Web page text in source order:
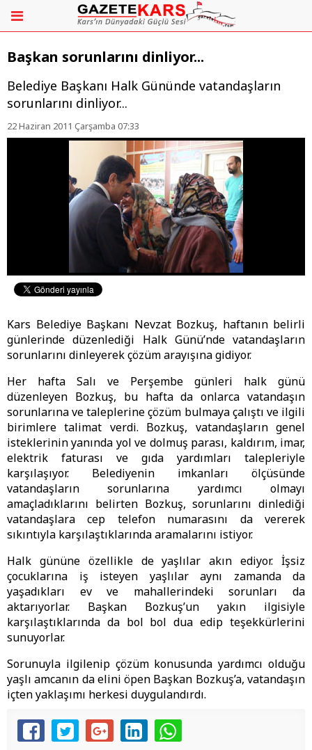
Başkan sorunlarını dinliyor...
Belediye Başkanı Halk Gününde vatandaşların
sorunlarını dinliyor...
22 Haziran 2011 Çarşamba 07:33
Kars Belediye Başkanı Nevzat Bozkuş, haftanın belirli
günlerinde düzenlediği Halk Günü’nde vatandaşların
sorunlarını dinleyerek çözüm arayışına gidiyor.
Her hafta Salı ve Perşembe günleri halk günü
düzenleyen Bozkuş, bu hafta da onlarca vatandaşın
sorunlarına ve taleplerine çözüm bulmaya çalıştı ve ilgili
birimlere talimat verdi. Bozkuş, vatandaşların genel
isteklerinin yanında yol ve dolmuş parası, kaldırım, imar,
elektrik faturası ve gıda yardımları talepleriyle
karşılaşıyor. Belediyenin imkanları ölçüsünde
vatandaşların sorunlarına yardımcı olmayı
amaçladıklarını belirten Bozkuş, sorunlarını dinlediği
vatandaşlara cep telefon numarasını da vererek
sıkıntıyla karşılaştıklarında aramalarını istiyor.
Halk gününe özellikle de yaşlılar akın ediyor. İşsiz
çocuklarına iş isteyen yaşlılar aynı zamanda da
yaşadıkları ev ve mahallerindeki sorunları da
aktarıyorlar. Başkan Bozkuş’un yakın ilgisiyle
karşılaştıklarında da bol bol dua edip teşekkürlerini
sunuyorlar.
Sorunuyla ilgilenip çözüm konusunda yardımcı olduğu
yaşlı amcanın da elini öpen Başkan Bozkuş’a, vatandaşın
içten yaklaşımı herkesi duygulandırdı.